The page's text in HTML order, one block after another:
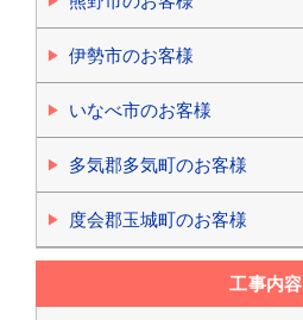
伊勢市のお客様
いなべ市のお客様
多気郡多気町のお客様
度会郡玉城町のお客様
工事内容